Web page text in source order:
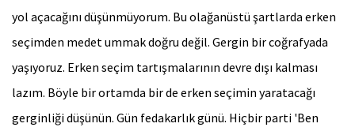
yol açacağını düşünmüyorum. Bu olağanüstü şartlarda erken
seçimden medet ummak doğru değil. Gergin bir coğrafyada
yaşıyoruz. Erken seçim tartışmalarının devre dışı kalması
lazım. Böyle bir ortamda bir de erken seçimin yaratacağı
gerginliği düşünün. Gün fedakarlık günü. Hiçbir parti 'Ben